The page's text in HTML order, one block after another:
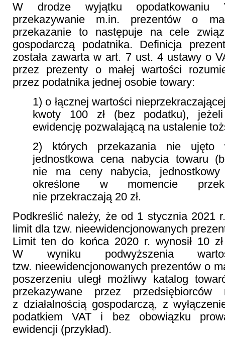
W drodze wyjątku opodatkowaniu
przekazywanie m.in. prezentów o
przekazanie to następuje na cele
gospodarczą podatnika. Definicja
została zawarta w art. 7 ust. 4 ustawy o
przez prezenty o małej wartości
przez podatnika jednej osobie towary:
1) o łącznej wartości
kwoty 100 zł (bez podatku),
ewidencję pozwalającą na ustalenie
2) których przekazania nie ujęto
jednostkowa cena nabycia towaru
nie ma ceny nabycia, jednostkowy
określone w momencie
nie przekraczają 20 zł.
Podkreślić należy, że od 1 stycznia 2021
limit dla tzw. nieewidencjonowanych
Limit ten do końca 2020 r. wynosił 10
W wyniku podwyższenia
tzw. nieewidencjonowanych prezentów o
poszerzeniu uległ możliwy katalog
przekazywane przez
z działalnością gospodarczą, z
podatkiem VAT i bez obowiązku
ewidencji (przykład).